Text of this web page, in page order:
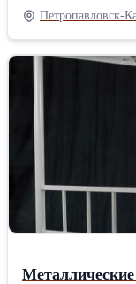
санаториев,
интернатов,
(студентов); - кровати для рабочих, строителей, ремонтных
бригад, (времянок,
лесенкой; - не подвержены влиянию пониженной или
удобны в транспортировке. Изготовим
быстро, в сжатые
доставкой по всей
Петропавловск-